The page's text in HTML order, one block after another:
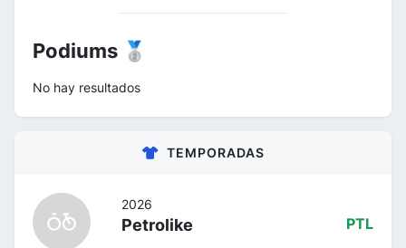
Podiums 🥈
No hay resultados
TEMPORADAS
2026
Petrolike PTL